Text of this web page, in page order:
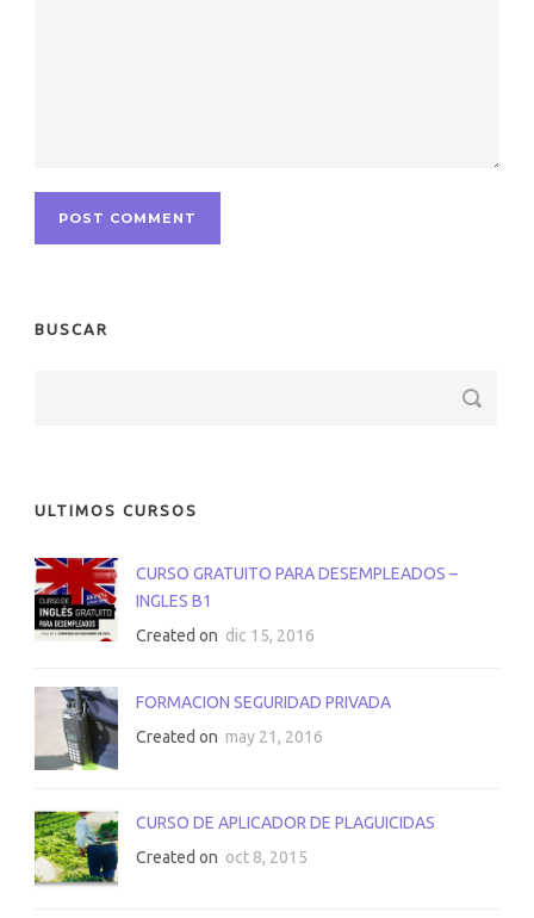
BUSCAR
ULTIMOS CURSOS
CURSO GRATUITO PARA DESEMPLEADOS –
INGLES B1
Created on dic 15, 2016
FORMACION SEGURIDAD PRIVADA
Created on may 21, 2016
CURSO DE APLICADOR DE PLAGUICIDAS
Created on oct 8, 2015